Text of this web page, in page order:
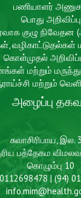
பணியாளர்
பொது அறிவிப்பு
குழு
வழிகாட்டுதல்கள்
கொள்முதல்
மற்றும்
மற்றும்
அழைப்பு
சுவாசிரிபாய, இல.
பத்தேகம
கொழும்பு 10
| (94)